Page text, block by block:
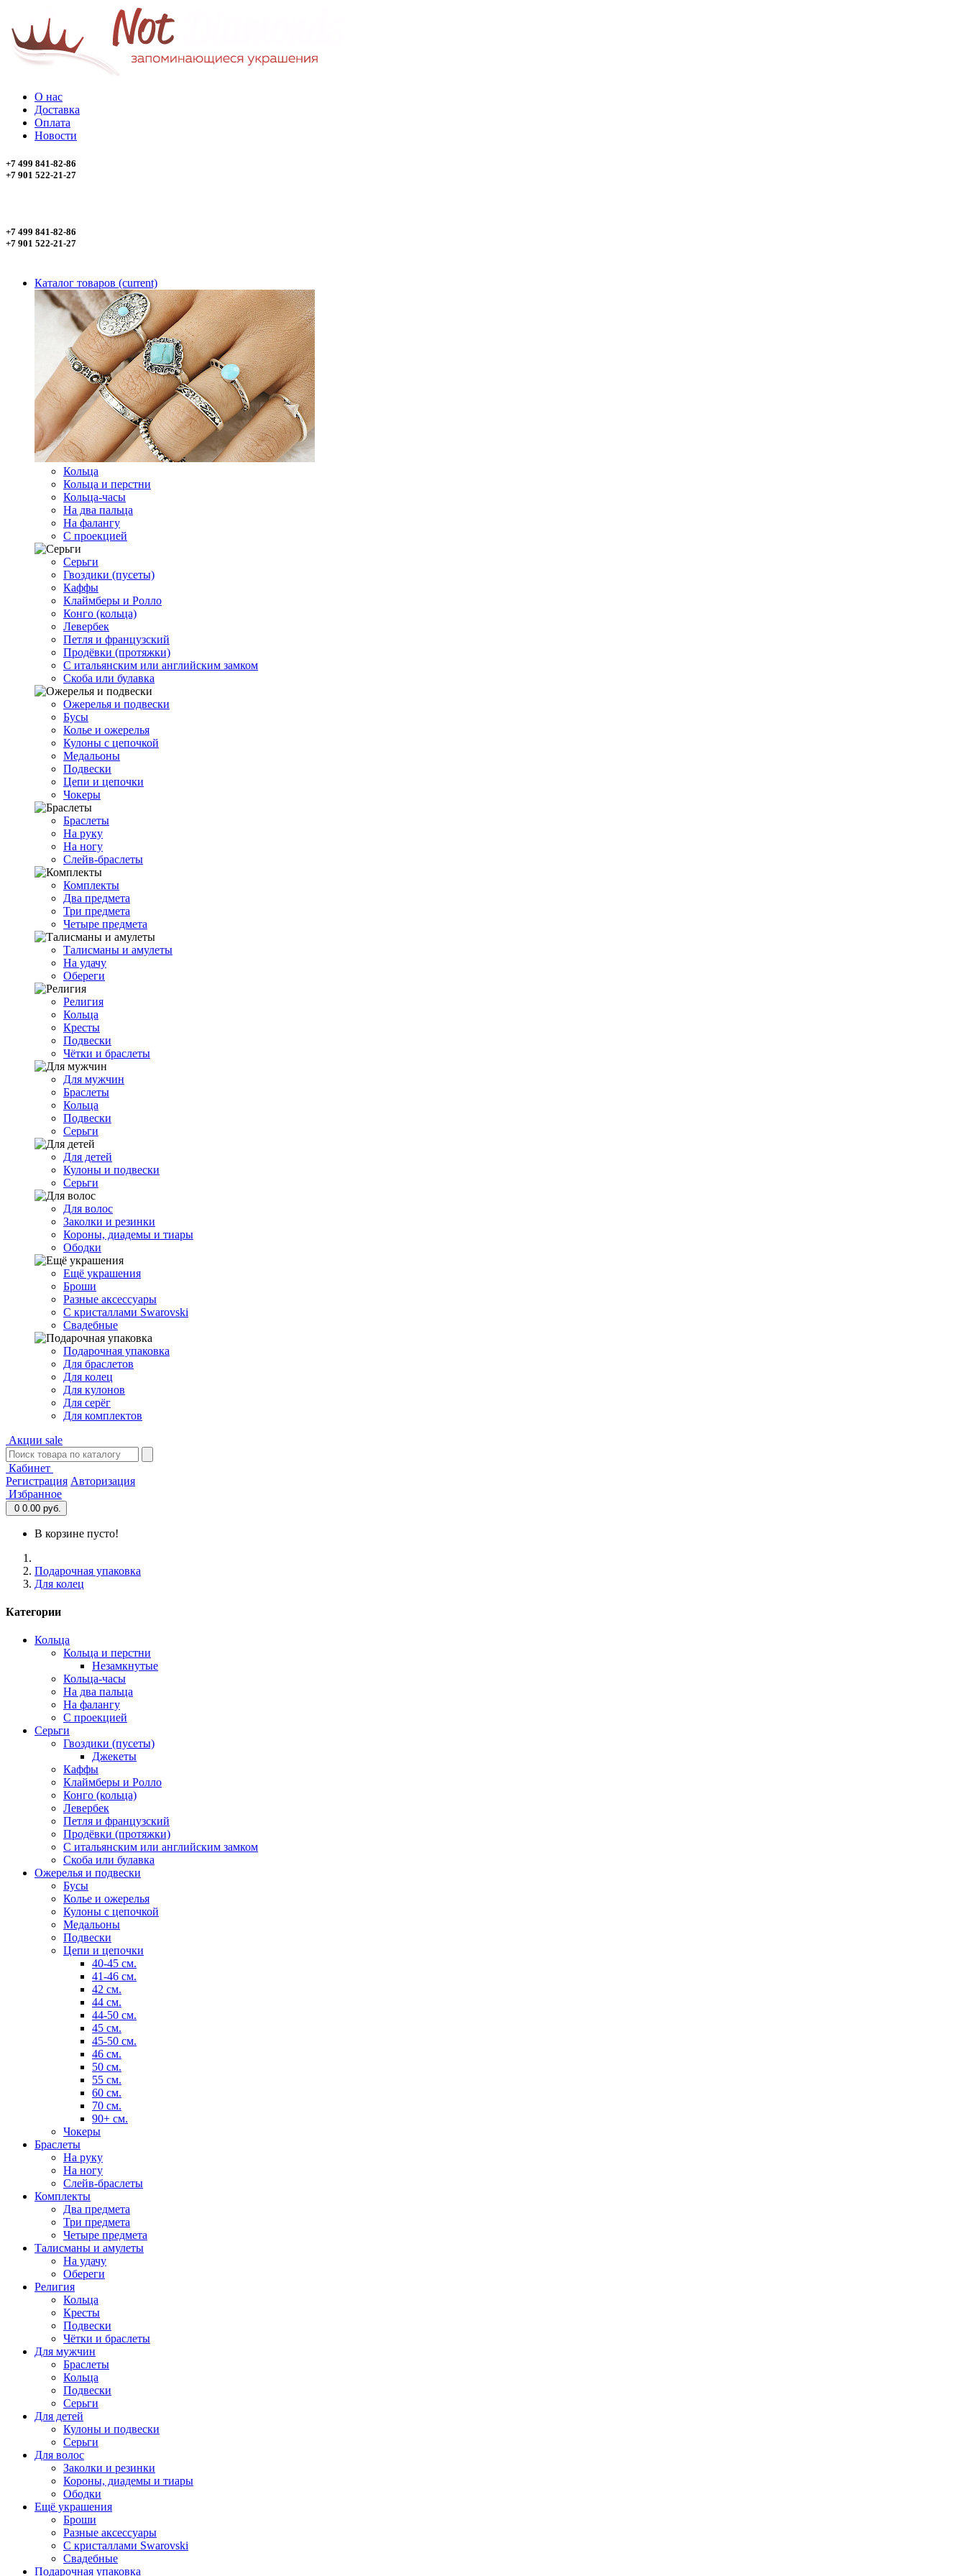
О нас
Доставка
Оплата
Новости
+7 499 841-82-86
+7 901 522-21-27
+7 499 841-82-86
+7 901 522-21-27
Каталог товаров (current)
Кольца
Кольца и перстни
Кольца-часы
На два пальца
На фалангу
С проекцией
Серьги
Гвоздики (пусеты)
Каффы
Клаймберы и Ролло
Конго (кольца)
Левербек
Петля и французский
Продёвки (протяжки)
С итальянским или английским замком
Скоба или булавка
Ожерелья и подвески
Бусы
Колье и ожерелья
Кулоны с цепочкой
Медальоны
Подвески
Цепи и цепочки
Чокеры
Браслеты
На руку
На ногу
Слейв-браслеты
Комплекты
Два предмета
Три предмета
Четыре предмета
Талисманы и амулеты
На удачу
Обереги
Религия
Кольца
Кресты
Подвески
Чётки и браслеты
Для мужчин
Браслеты
Кольца
Подвески
Серьги
Для детей
Кулоны и подвески
Серьги
Для волос
Заколки и резинки
Короны, диадемы и тиары
Ободки
Ещё украшения
Броши
Разные аксессуары
С кристаллами Swarovski
Свадебные
Подарочная упаковка
Для браслетов
Для колец
Для кулонов
Для серёг
Для комплектов
Акции sale
Кабинет
Регистрация Авторизация
Избранное
0 0.00 руб.
В корзине пусто!
Подарочная упаковка
Для колец
Категории
Кольца
Кольца и перстни
Незамкнутые
Кольца-часы
На два пальца
На фалангу
С проекцией
Серьги
Гвоздики (пусеты)
Джекеты
Каффы
Клаймберы и Ролло
Конго (кольца)
Левербек
Петля и французский
Продёвки (протяжки)
С итальянским или английским замком
Скоба или булавка
Ожерелья и подвески
Бусы
Колье и ожерелья
Кулоны с цепочкой
Медальоны
Подвески
Цепи и цепочки
40-45 см.
41-46 см.
42 см.
44 см.
44-50 см.
45 см.
45-50 см.
46 см.
50 см.
55 см.
60 см.
70 см.
90+ см.
Чокеры
Браслеты
На руку
На ногу
Слейв-браслеты
Комплекты
Два предмета
Три предмета
Четыре предмета
Талисманы и амулеты
На удачу
Обереги
Религия
Кольца
Кресты
Подвески
Чётки и браслеты
Для мужчин
Браслеты
Кольца
Подвески
Серьги
Для детей
Кулоны и подвески
Серьги
Для волос
Заколки и резинки
Короны, диадемы и тиары
Ободки
Ещё украшения
Броши
Разные аксессуары
С кристаллами Swarovski
Свадебные
Подарочная упаковка